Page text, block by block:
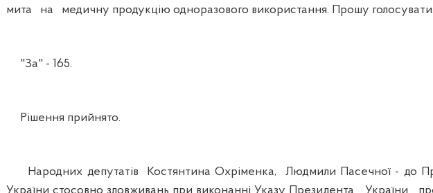
мита на медичну продукцію одноразового використання. Прошу голосувати.
"За" - 165.
Рішення прийнято.
Народних депутатів Костянтина Охріменка, Людмили Пасечної - до